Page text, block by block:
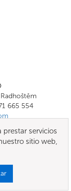
665 554
servicios
sitio web,